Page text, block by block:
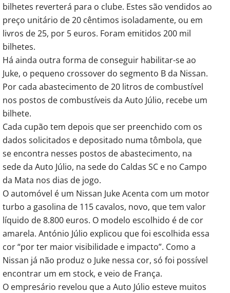
bilhetes reverterá para o clube. Estes são vendidos ao
preço unitário de 20 cêntimos isoladamente, ou em
livros de 25, por 5 euros. Foram emitidos 200 mil
bilhetes.
Há ainda outra forma de conseguir habilitar-se ao
Juke, o pequeno crossover do segmento B da Nissan.
Por cada abastecimento de 20 litros de combustível
nos postos de combustíveis da Auto Júlio, recebe um
bilhete.
Cada cupão tem depois que ser preenchido com os
dados solicitados e depositado numa tômbola, que
se encontra nesses postos de abastecimento, na
sede da Auto Júlio, na sede do Caldas SC e no Campo
da Mata nos dias de jogo.
O automóvel é um Nissan Juke Acenta com um motor
turbo a gasolina de 115 cavalos, novo, que tem valor
líquido de 8.800 euros. O modelo escolhido é de cor
amarela. António Júlio explicou que foi escolhida essa
cor “por ter maior visibilidade e impacto”. Como a
Nissan já não produz o Juke nessa cor, só foi possível
encontrar um em stock, e veio de França.
O empresário revelou que a Auto Júlio esteve muitos